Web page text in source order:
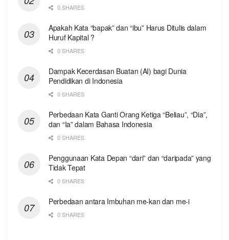
0 SHARES
Apakah Kata “bapak” dan “ibu” Harus Ditulis dalam
Huruf Kapital ?
0 SHARES
Dampak Kecerdasan Buatan (AI) bagi Dunia
Pendidikan di Indonesia
0 SHARES
Perbedaan Kata Ganti Orang Ketiga “Beliau”, “Dia”,
dan “Ia” dalam Bahasa Indonesia
0 SHARES
Penggunaan Kata Depan “dari” dan “daripada” yang
Tidak Tepat
0 SHARES
Perbedaan antara Imbuhan me-kan dan me-i
0 SHARES